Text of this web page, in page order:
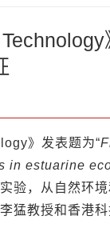
》发表题为“
in estuarine
验，从自然环
猛教授和香港